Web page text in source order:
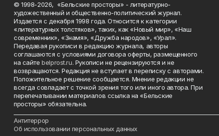
© 1998-2026, «Бельские просторы» - литературно-
художественный и общественно-политический журнал.
Издается с декабря 1998 года. Относится к категории
«литературных толстяков», таких, как «Новый мир», «Наш
современник», «Знамя», «Дружба народов», «Урал».
Передавая рукописи в редакцию журнала, авторы
соглашаются с условиями договора оферты, размещенного
на сайтеbelprost.ru. Рукописи не рецензируются и не
возвращаются. Редакция не вступает в переписку с авторами.
Положительное решение сообщается. Мнение редакции не
всегда совпадает с точкой зрения того или иного автора. При
перепечатывании материалов ссылка на «Бельские
просторы» обязательна.
Антитеррор
Об использовании персональных данных